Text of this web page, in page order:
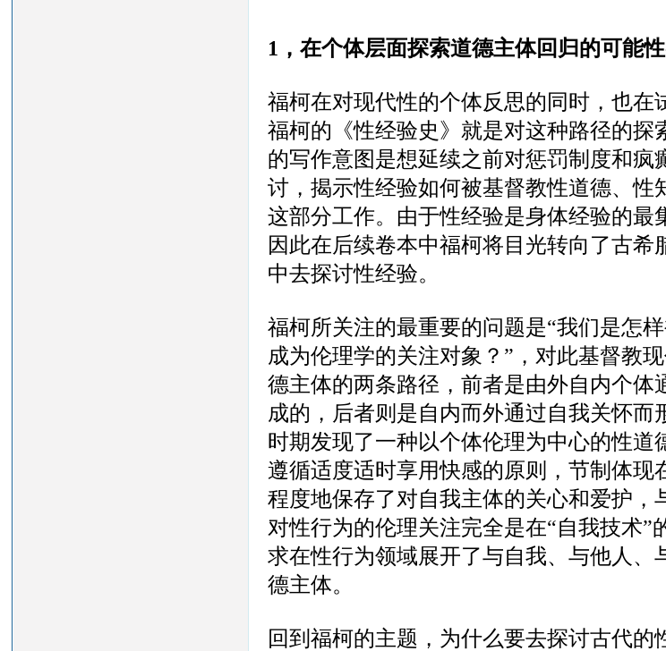
1，在个体层面探索道德主体回归的可能性
福柯在对现代性的个体反思的同时，也在
福柯的《性经验史》就是对这种路径的探
的写作意图是想延续之前对惩罚制度和疯
讨，揭示性经验如何被基督教性道德、
这部分工作。由于性经验是身体经验的最
因此在后续卷本中福柯将目光转向了古
中去探讨性经验。
福柯所关注的最重要的问题是“我们是怎
成为伦理学的关注对象？ ”，对此基督教
德主体的两条路径，前者是由外自内个
成的，后者则是自内而外通过自我关怀而
时期发现了一种以个体伦理为中心的性道
遵循适度适时享用快感的原则，节制体
程度地保存了对自我主体的关心和爱护
对性行为的伦理关注完全是在“自我技术
求在性行为领域展开了与自我、与他人、
德主体。
回到福柯的主题，为什么要去探讨古代